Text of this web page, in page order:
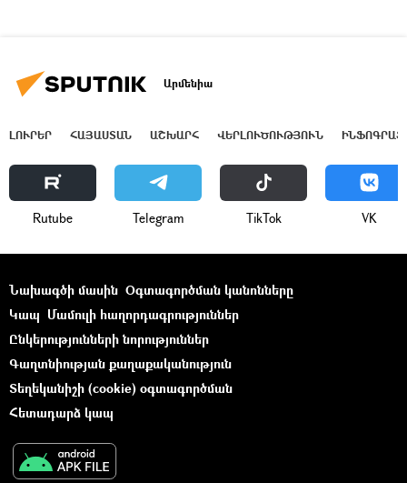
Արմենիա
ԼՈՒՐԵՐ ՀԱՅԱՍՏԱՆ ԱՇԽԱՐՀ ՎԵՐԼՈՒԾՈՒԹՅՈՒՆ
Rutube Telegram ТikТоk VK
Նախագծի մասին Օգտագործման կանոնները
Կապ Մամուլի հաղորդագրություններ
Ընկերությունների նորություններ
Գաղտնիության քաղաքականություն
Տեղեկանիշի (cookie) օգտագործման
Հետադարձ կապ